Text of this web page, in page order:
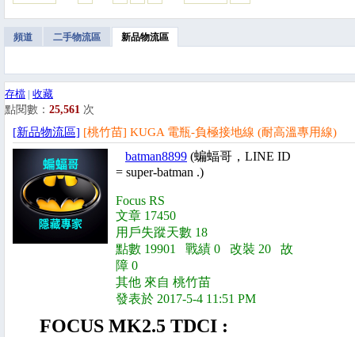
頻道 二手物流區 新品物流區
存檔 | 收藏
點閱數： 25,561 次
[新品物流區] [桃竹苗] KUGA 電瓶-負極接地線 (耐高溫專用線)
batman8899 (蝙蝠哥，LINE ID
= super-batman .)
Focus RS
文章 17450
用戶失蹤天數 18
點數 19901 戰績 0 改裝 20 故
障 0
其他 來自 桃竹苗
發表於 2017-5-4 11:51 PM
FOCUS MK2.5 TDCI :